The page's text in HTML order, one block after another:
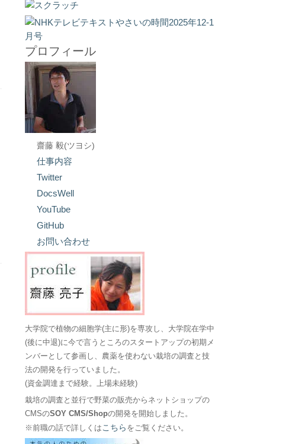
プロフィール
齋藤 毅(ツヨシ)
仕事内容
Twitter
DocsWell
YouTube
GitHub
お問い合わせ
大学院で植物の細胞学(主に形)を専攻し、大学院在学中
(後に中退)に今で言うところのスタートアップの初期メ
ンバーとして参画し、農薬を使わない栽培の調査と技
法の開発を行っていました。
(資金調達まで経験。上場未経験)
栽培の調査と並行で野菜の販売からネットショップの
CMSのSOY CMS/Shopの開発を開始しました。
※前職の話で詳しくは こちら をご覧ください。